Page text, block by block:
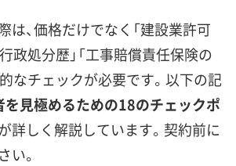
きく違う場所では、業者選びが
重要になります。私がこれまで
きた失敗例で多いのが、崖地の
経験が少ない業者が擁壁の安
認を怠り、後から追加費用が発
るケースです。見積もりの段階
は、価格だけでなく「建設業許可
政処分歴」「工事賠償責任保険の
的なチェックが必要です。以下の記
を見極めるための18のチェックポ
詳しく解説しています。契約前に
い。